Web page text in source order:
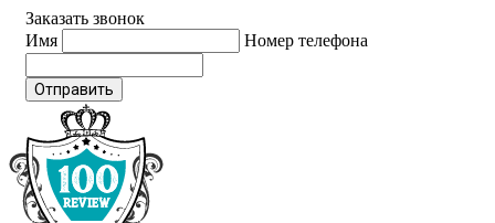
Заказать звонок
Имя
Номер телефона
Отправить